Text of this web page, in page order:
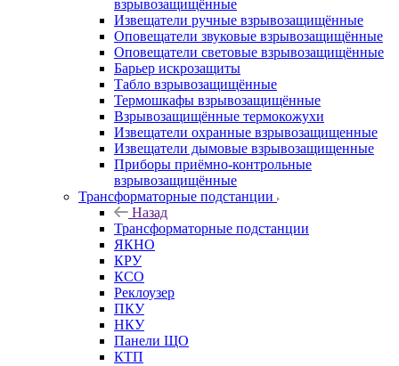
взрывозащищённые
Извещатели ручные взрывозащищённые
Оповещатели звуковые взрывозащищённые
Оповещатели световые взрывозащищённые
Барьер искрозащиты
Табло взрывозащищённые
Термошкафы взрывозащищённые
Взрывозащищённые термокожухи
Извещатели охранные взрывозащищенные
Извещатели дымовые взрывозащищенные
Приборы приёмно-контрольные
взрывозащищённые
Трансформаторные подстанции
Назад
Трансформаторные подстанции
ЯКНО
КРУ
КСО
Реклоузер
ПКУ
НКУ
Панели ЩО
КТП